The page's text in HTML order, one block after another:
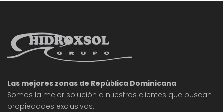
Las mejores zonas de República Dominicana.
Somos la mejor solución a nuestros clientes que buscan
propiedades exclusivas.